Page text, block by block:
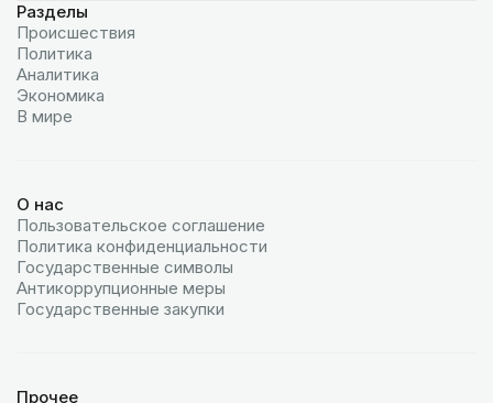
Разделы
Происшествия
Политика
Аналитика
Экономика
В мире
О нас
Пользовательское соглашение
Политика конфиденциальности
Государственные символы
Антикоррупционные меры
Государственные закупки
Прочее